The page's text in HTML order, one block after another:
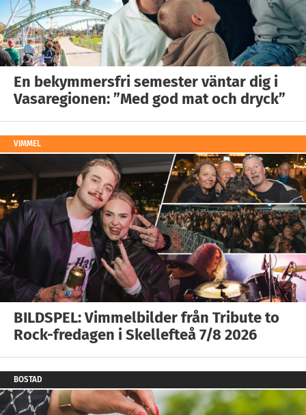
En bekymmersfri semester väntar dig i
Vasaregionen: ”Med god mat och dryck”
VIMMEL
BILDSPEL: Vimmelbilder från Tribute to
Rock-fredagen i Skellefteå 7/8 2026
BOSTAD